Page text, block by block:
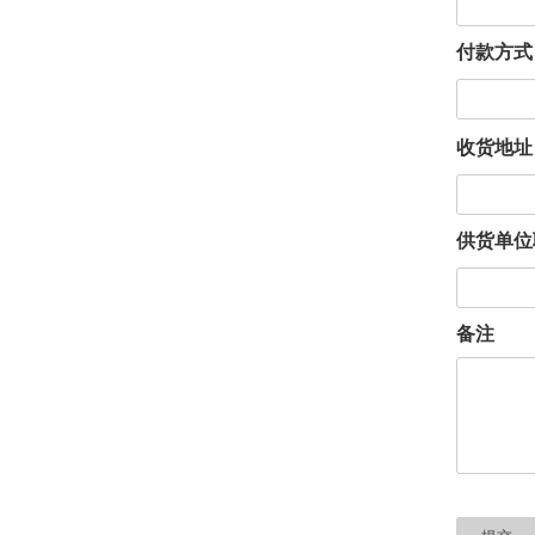
付款方式
收货地址
供货单
备注